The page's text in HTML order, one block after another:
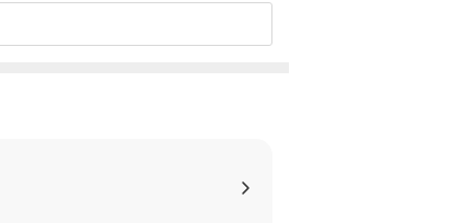
불리 먹여라/대동(大同) 세상/아전(衙